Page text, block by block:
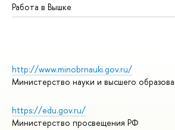
Работа в Вышке
http://www.minobrnauki.gov.ru/
Министерство науки и высшего
https://edu.gov.ru/
Министерство просвещения РФ